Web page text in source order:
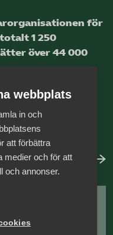
för
1 250
över 44 000
webbplats
in och
att förbättra
medier och för att
och annonser.